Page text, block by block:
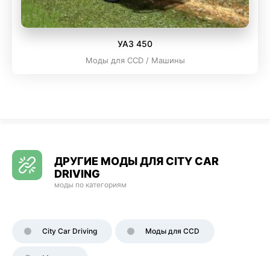
УАЗ 450
Моды для CCD / Машины
ДРУГИЕ МОДЫ ДЛЯ CITY CAR
DRIVING
моды по категориям
City Car Driving Моды для CCD